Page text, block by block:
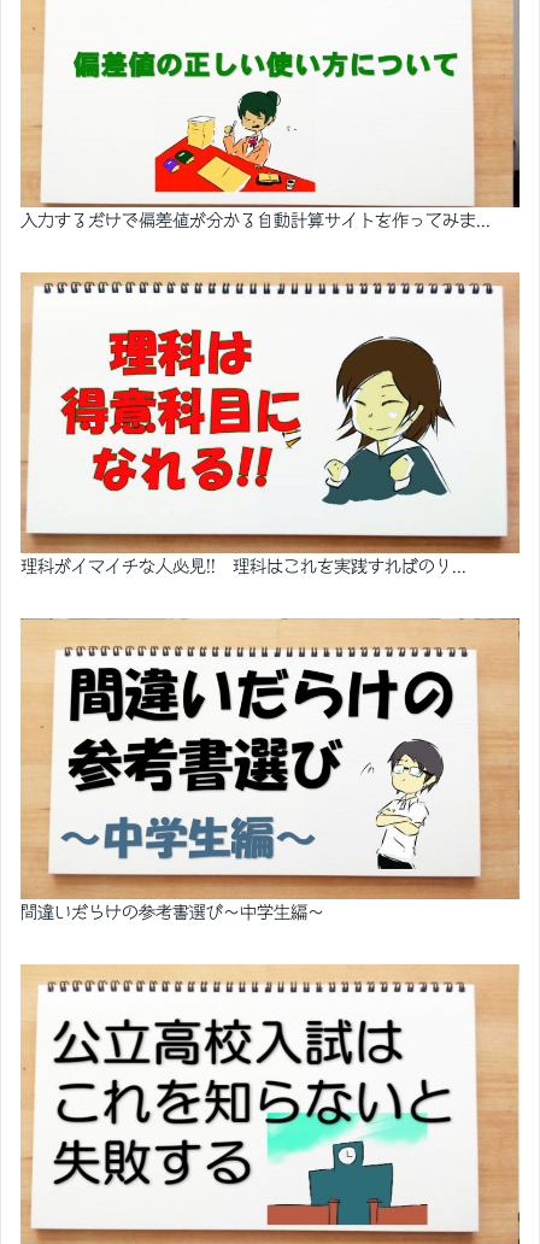
入力するだけで偏差値が分かる自動計算サイトを作ってみま...
理科がイマイチな人必見!! 理科はこれを実践すればのり...
間違いだらけの参考書選び～中学生編～